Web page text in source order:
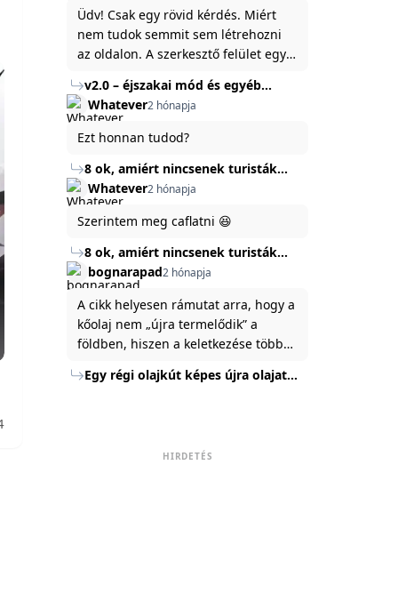
baráti megjegyzés: ha nem fontos
és tud várni néhány napot a
tartalom, amit készíteni
szeretnél, inkább várj néhány napot,
mert ég és föld lesz a különbség a
jelenlegi rendszer és az új között -
legfőképpen egyébként épp
tartalomkészítési szempontból! :)
Üdv! Csak egy rövid kérdés. Miért
nem tudok semmit sem létrehozni
az oldalon. A szerkesztő felület egy
Köszönöm ha válaszoltok.
v2.0 – éjszakai mód és egyéb
fejlesztések
Whatever2 hónapja
Ezt honnan tudod?
8 ok, amiért nincsenek turisták
Törökország Fekete-tenger felőli
partján
Whatever2 hónapja
Szerintem meg caflatni 😆
8 ok, amiért nincsenek turisták
Törökország Fekete-tenger felőli
partján
bognarapad2 hónapja
A cikk helyesen rámutat arra, hogy a
kőolaj nem „újra termelődik” a
földben, hiszen a keletkezése több
Energiaügyi Minisztériuma szerint a
nyomáskülönbség kiegyenlítődik,
Egy régi olajkút képes újra olajat
HIRDETÉS